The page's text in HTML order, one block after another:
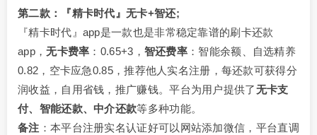
第二款：『精卡时代』无卡+智还;
『精卡时代』app是一款也是非常稳定靠谱的刷卡还款
app，无卡费率 ：0.65+3， 智还费率 ：智能余额、自选精养
0.82，空卡应急0.85，推荐他人实名注册，每还款可获得分
润收益，自用省钱，推广赚钱。平台为用户提供了无卡支
付、智能还款、中介还款等多种功能。
备注 ：本平台注册实名认证好可以网站添加微信，平台直调